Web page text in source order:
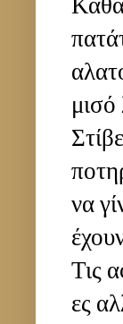
μισό
να
Τις
ες